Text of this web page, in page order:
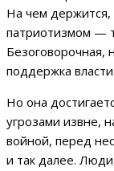
На чем держится,
патриотизмом —
Безоговорочная,
поддержка власти.
Но она
угрозами извне,
войной, перед
и так далее.